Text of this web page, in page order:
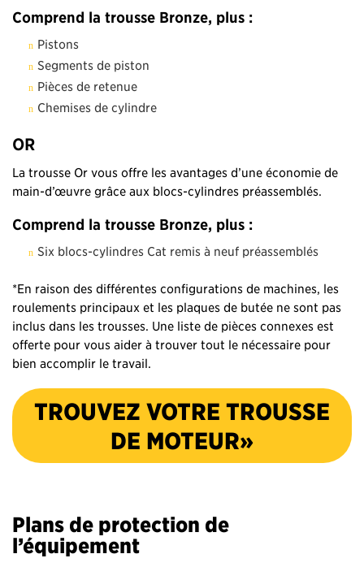
Comprend la trousse Bronze, plus :
Pistons
Segments de piston
Pièces de retenue
Chemises de cylindre
OR
La trousse Or vous offre les avantages d’une économie de
main-d’œuvre grâce aux blocs-cylindres préassemblés.
Comprend la trousse Bronze, plus :
Six blocs-cylindres Cat remis à neuf préassemblés
*En raison des différentes configurations de machines, les
roulements principaux et les plaques de butée ne sont pas
inclus dans les trousses. Une liste de pièces connexes est
offerte pour vous aider à trouver tout le nécessaire pour
bien accomplir le travail.
TROUVEZ VOTRE TROUSSE
DE MOTEUR»
Plans de protection de
l’équipement